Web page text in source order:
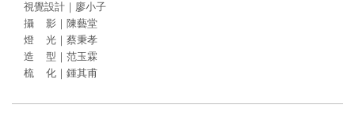
視覺設計｜廖小子
攝 影｜陳藝堂
燈 光｜蔡秉孝
造 型｜范玉霖
梳 化｜鍾其甫